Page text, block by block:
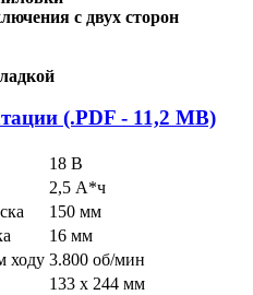
с двух сторон
(.PDF - 11,2 MB)
18 В
2,5 А*ч
150 мм
16 мм
ходу 3.800 об/мин
133 x 244 мм